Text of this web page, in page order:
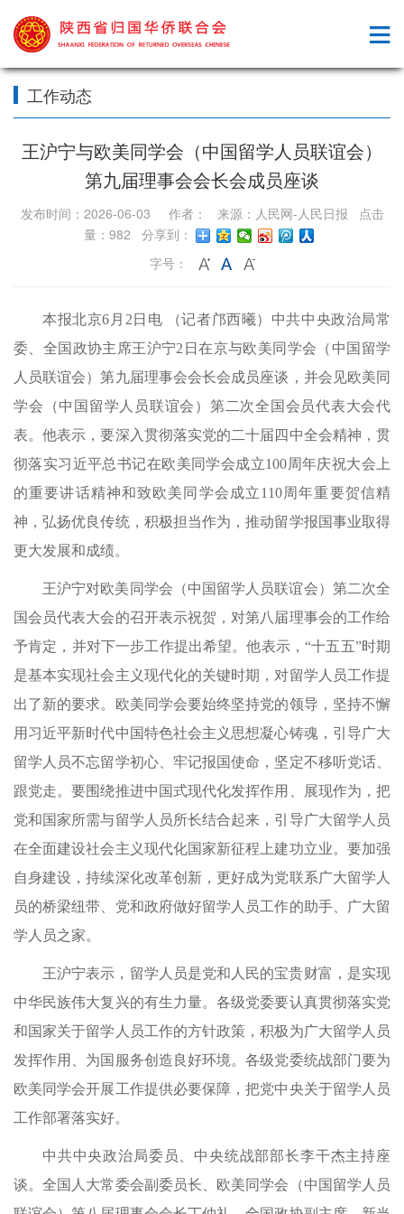
工作动态
王沪宁与欧美同学会（中国留学人员联谊会）
第九届理事会会长会成员座谈
发布时间：2026-06-03 作者： 来源：人民网-人民日报 点击
量：982 分享到：
字号：
本报北京6月2日电 （记者邝西曦）中共中央政治局常
委、全国政协主席王沪宁2日在京与欧美同学会（中国留学
人员联谊会）第九届理事会会长会成员座谈，并会见欧美同
学会（中国留学人员联谊会）第二次全国会员代表大会代
表。他表示，要深入贯彻落实党的二十届四中全会精神，贯
彻落实习近平总书记在欧美同学会成立100周年庆祝大会上
的重要讲话精神和致欧美同学会成立110周年重要贺信精
神，弘扬优良传统，积极担当作为，推动留学报国事业取得
更大发展和成绩。
王沪宁对欧美同学会（中国留学人员联谊会）第二次全
国会员代表大会的召开表示祝贺，对第八届理事会的工作给
予肯定，并对下一步工作提出希望。他表示，“十五五”时期
是基本实现社会主义现代化的关键时期，对留学人员工作提
出了新的要求。欧美同学会要始终坚持党的领导，坚持不懈
用习近平新时代中国特色社会主义思想凝心铸魂，引导广大
留学人员不忘留学初心、牢记报国使命，坚定不移听党话、
跟党走。要围绕推进中国式现代化发挥作用、展现作为，把
党和国家所需与留学人员所长结合起来，引导广大留学人员
在全面建设社会主义现代化国家新征程上建功立业。要加强
自身建设，持续深化改革创新，更好成为党联系广大留学人
员的桥梁纽带、党和政府做好留学人员工作的助手、广大留
学人员之家。
王沪宁表示，留学人员是党和人民的宝贵财富，是实现
中华民族伟大复兴的有生力量。各级党委要认真贯彻落实党
和国家关于留学人员工作的方针政策，积极为广大留学人员
发挥作用、为国服务创造良好环境。各级党委统战部门要为
欧美同学会开展工作提供必要保障，把党中央关于留学人员
工作部署落实好。
中共中央政治局委员、中央统战部部长李干杰主持座
谈。全国人大常委会副委员长、欧美同学会（中国留学人员